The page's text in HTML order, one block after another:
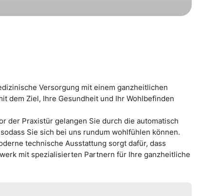
Versorgung mit einem ganzheitlichen
dem Ziel, Ihre Gesundheit und Ihr Wohlbefinden
der Praxistür gelangen Sie durch die automatisch
Sie sich bei uns rundum wohlfühlen können.
technische Ausstattung sorgt dafür, dass
mit spezialisierten Partnern für Ihre ganzheitliche